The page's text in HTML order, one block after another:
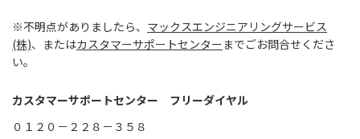
※不明点がありましたら、 マックスエンジニアリングサービス
(株)、またはカスタマーサポートセンターまでごお問合せくださ
い。
カスタマーサポートセンター フリーダイヤル
０１２０－２２８－３５８